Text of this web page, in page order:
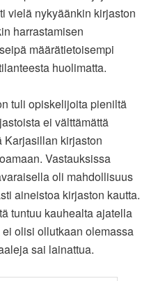
vielä nykyäänkin kirjaston
harrastamisen
määrätietoisempi
huolimatta.
tuli opiskelijoita pieniltä
ei välttämättä
Karjasillan kirjaston
Vastauksissa
oli mahdollisuus
aineistoa kirjaston kautta.
tuntuu kauhealta ajatella
olisi ollutkaan olemassa
sai lainattua.